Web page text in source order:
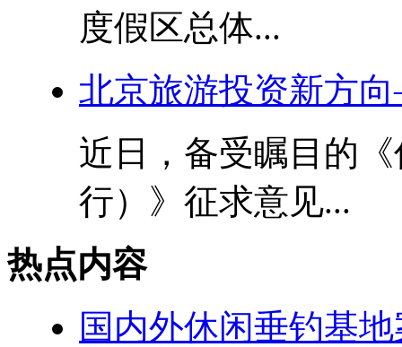
度假区总体...
北京旅游投资新方
近日，备受瞩目的
行）》征求意见...
热点内容
国内外休闲垂钓基